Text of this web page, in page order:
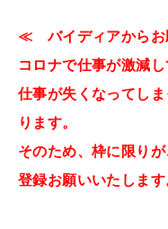
≪ バイディアから
コロナで仕事が激減
仕事が失くなってし
ります。
そのため、枠に限り
登録お願いいたします